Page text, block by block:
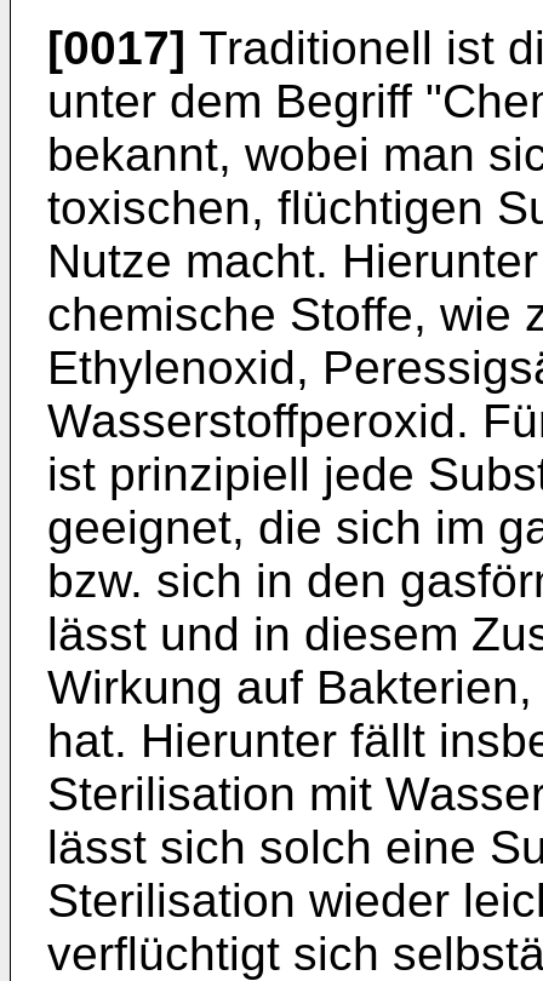
[0017] Traditionell ist
unter dem Begriff
bekannt, wobei man
toxischen, flüchtigen
Nutze macht.
chemische Stoffe, wie
Ethylenoxid,
Wasserstoffperoxid.
ist prinzipiell jede
geeignet, die sich im
bzw. sich in den
lässt und in diesem
Wirkung auf
hat. Hierunter fällt
Sterilisation mit
lässt sich solch eine
Sterilisation wieder
verflüchtigt sich